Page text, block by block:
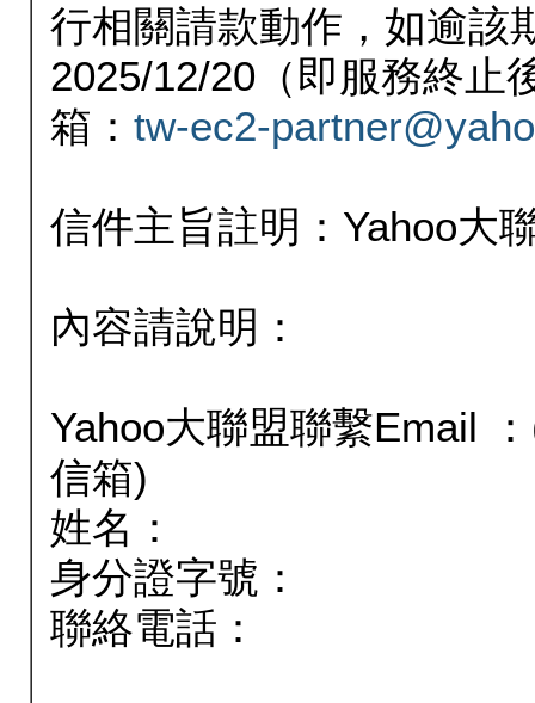
行相關請款動作，如逾該
2025/12/20（即服務終止
箱： tw-ec2-
信件主旨註明：Yahoo大
內容請說明：
Yahoo大聯盟聯繫Email
信箱)
姓名：
身分證字號：
聯絡電話：